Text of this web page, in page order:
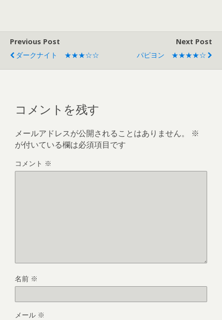
Previous Post
ダークナイト ★★★☆☆
Next Post
パピヨン ★★★★☆
コメントを残す
メールアドレスが公開されることはありません。
※
が付いている欄は必須項目です
コメント ※
名前 ※
メール ※